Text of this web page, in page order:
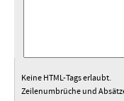
Keine HTML-Tags erlaubt.
Zeilenumbrüche und